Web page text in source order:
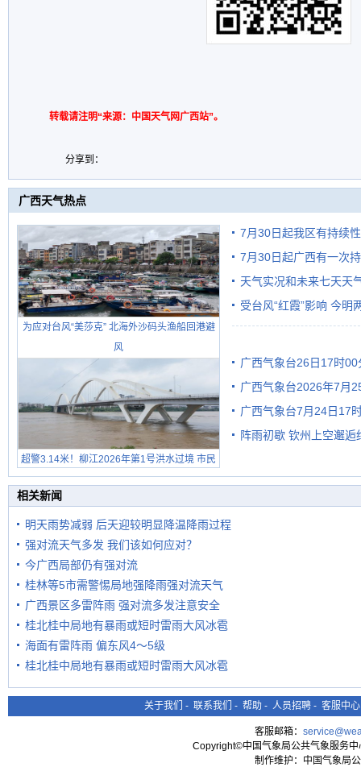
转载请注明“来源：中国天气网广西站”。
分享到：
广西天气热点
为应对台风“美莎克” 北海外沙码头渔船回港避
风
超警3.14米！柳江2026年第1号洪水过境 市民
在堤岸见证汛况
7月30日起我区有持续
7月30日起广西有一次
天气实况和未来七天天
受台风“红霞”影响 今明
广西气象台26日17时
广西气象台2026年7月
级预警
广西气象台7月24日17
阵雨初歇 钦州上空邂逅
相关新闻
明天雨势减弱 后天迎较明显降温降雨过程
强对流天气多发 我们该如何应对？
今广西局部仍有强对流
桂林等5市需警惕局地强降雨强对流天气
广西景区多雷阵雨 强对流多发注意安全
桂北桂中局地有暴雨或短时雷雨大风冰雹
海面有雷阵雨 偏东风4～5级
桂北桂中局地有暴雨或短时雷雨大风冰雹
关于我们 - 联系我们 - 帮助 - 人员招聘 - 客服中心
客服邮箱：
Copyright©中国气象局公共气象服务
制作维护：中国气象局